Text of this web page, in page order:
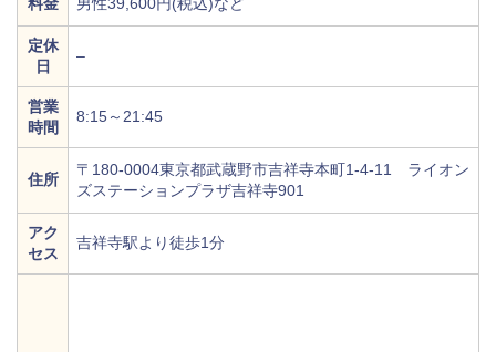
定休
日
–
営業
時間
8:15～21:45
住所
〒180-0004東京都武蔵野市吉祥寺本町1‐4‐11 ライオン
ズステーションプラザ吉祥寺901
アク
セス
吉祥寺駅より徒歩1分